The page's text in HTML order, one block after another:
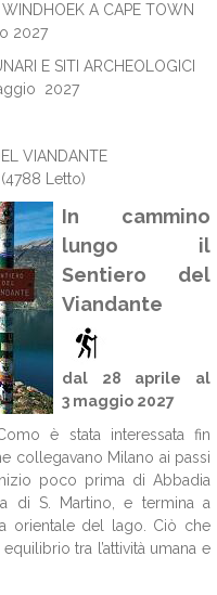
A CAPE TOWN
2027
E SITI ARCHEOLOGICI
2027
VIANDANTE
(4788 Letto)
In cammino
lungo il
Sentiero del
Viandante
dal 28 aprile al
3 maggio 2027
è stata interessata fin
collegavano Milano ai passi
poco prima di Abbadia
di S. Martino, e termina a
orientale del lago. Ciò che
tra l’attività umana e